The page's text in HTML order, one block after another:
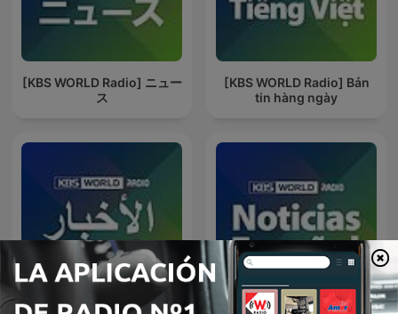
[KBS WORLD Radio] ニュー
ス
[KBS WORLD Radio] Bản
tin hàng ngày